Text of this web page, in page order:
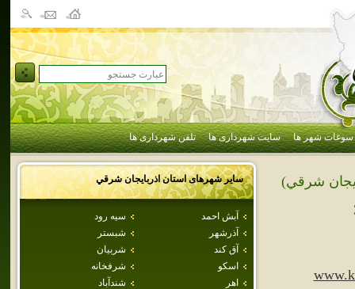
سوغات شهر ها سایت شهرداری ها تلفن شهرداری ها
سایر شهرهای استاناذربايجان شرقي
آبش احمد
سيه رود
آذرشهر
شبستر
آق كند
شربيان
اسكو
شرفخانه
اهر
شندآباد
شرقي)